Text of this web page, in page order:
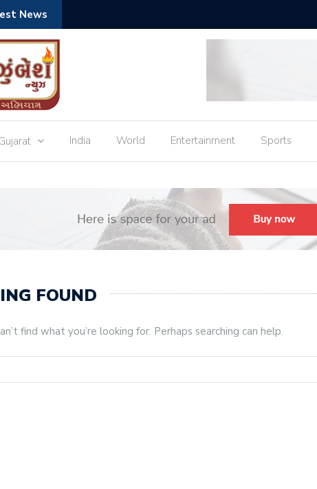
News
India World Entertainment Sports
FOUND
find what you’re looking for. Perhaps searching can help.